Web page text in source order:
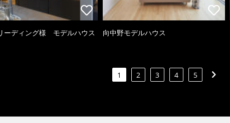
ーディング様 モデルハウス 向中野モデルハウス
1 2 3 4 5